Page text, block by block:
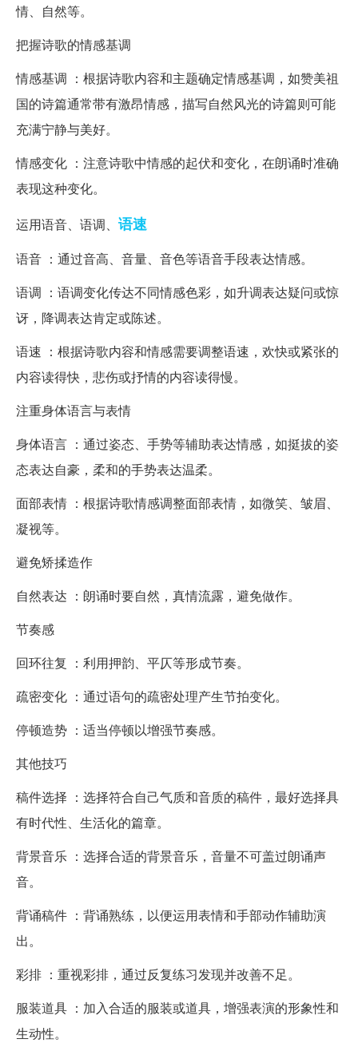
情、自然等。
把握诗歌的情感基调
情感基调 ：根据诗歌内容和主题确定情感基调，如赞美祖
国的诗篇通常带有激昂情感，描写自然风光的诗篇则可能
充满宁静与美好。
情感变化 ：注意诗歌中情感的起伏和变化，在朗诵时准确
表现这种变化。
运用语音、语调、 语速
语音 ：通过音高、音量、音色等语音手段表达情感。
语调 ：语调变化传达不同情感色彩，如升调表达疑问或惊
讶，降调表达肯定或陈述。
语速 ：根据诗歌内容和情感需要调整语速，欢快或紧张的
内容读得快，悲伤或抒情的内容读得慢。
注重身体语言与表情
身体语言 ：通过姿态、手势等辅助表达情感，如挺拔的姿
态表达自豪，柔和的手势表达温柔。
面部表情 ：根据诗歌情感调整面部表情，如微笑、皱眉、
凝视等。
避免矫揉造作
自然表达 ：朗诵时要自然，真情流露，避免做作。
节奏感
回环往复 ：利用押韵、平仄等形成节奏。
疏密变化 ：通过语句的疏密处理产生节拍变化。
停顿造势 ：适当停顿以增强节奏感。
其他技巧
稿件选择 ：选择符合自己气质和音质的稿件，最好选择具
有时代性、生活化的篇章。
背景音乐 ：选择合适的背景音乐，音量不可盖过朗诵声
音。
背诵稿件 ：背诵熟练，以便运用表情和手部动作辅助演
出。
彩排 ：重视彩排，通过反复练习发现并改善不足。
服装道具 ：加入合适的服装或道具，增强表演的形象性和
生动性。